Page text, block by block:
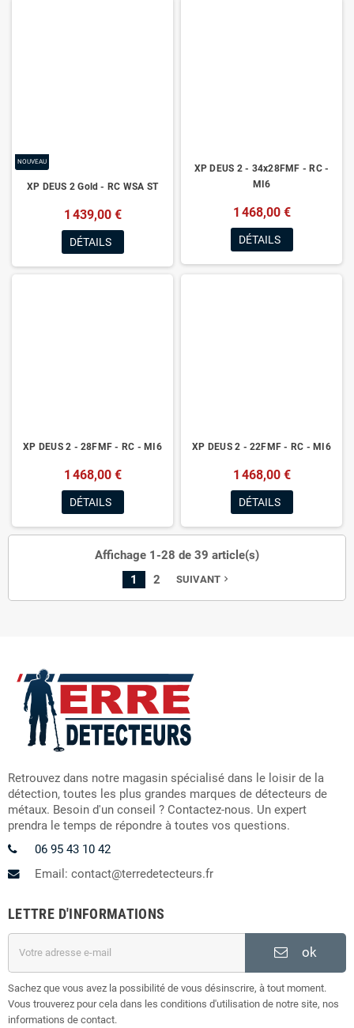
NOUVEAU
XP DEUS 2 Gold - RC WSA ST
1 439,00 €
DÉTAILS
XP DEUS 2 - 34x28FMF - RC -
MI6
1 468,00 €
DÉTAILS
XP DEUS 2 - 28FMF - RC - MI6
1 468,00 €
DÉTAILS
XP DEUS 2 - 22FMF - RC - MI6
1 468,00 €
DÉTAILS
Affichage 1-28 de 39 article(s)
1
2 SUIVANT navigate_next
Retrouvez dans notre magasin spécialisé dans le loisir de la
détection, toutes les plus grandes marques de détecteurs de
métaux. Besoin d'un conseil ? Contactez-nous. Un expert
prendra le temps de répondre à toutes vos questions.
06 95 43 10 42
Email: contact@terredetecteurs.fr
LETTRE D'INFORMATIONS
ok
Sachez que vous avez la possibilité de vous désinscrire, à tout moment.
Vous trouverez pour cela dans les conditions d'utilisation de notre site, nos
informations de contact.